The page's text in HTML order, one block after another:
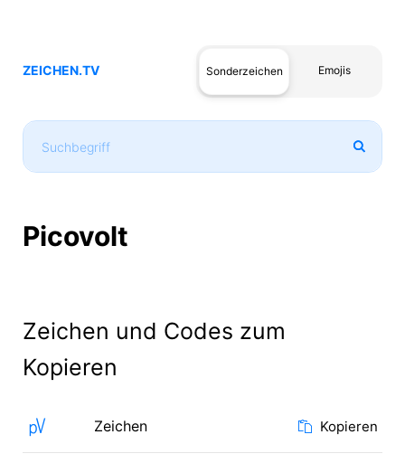
ZEICHEN.TV Sonderzeichen Emojis
Picovolt
Zeichen und Codes zum
Kopieren
㎴ Zeichen Kopieren